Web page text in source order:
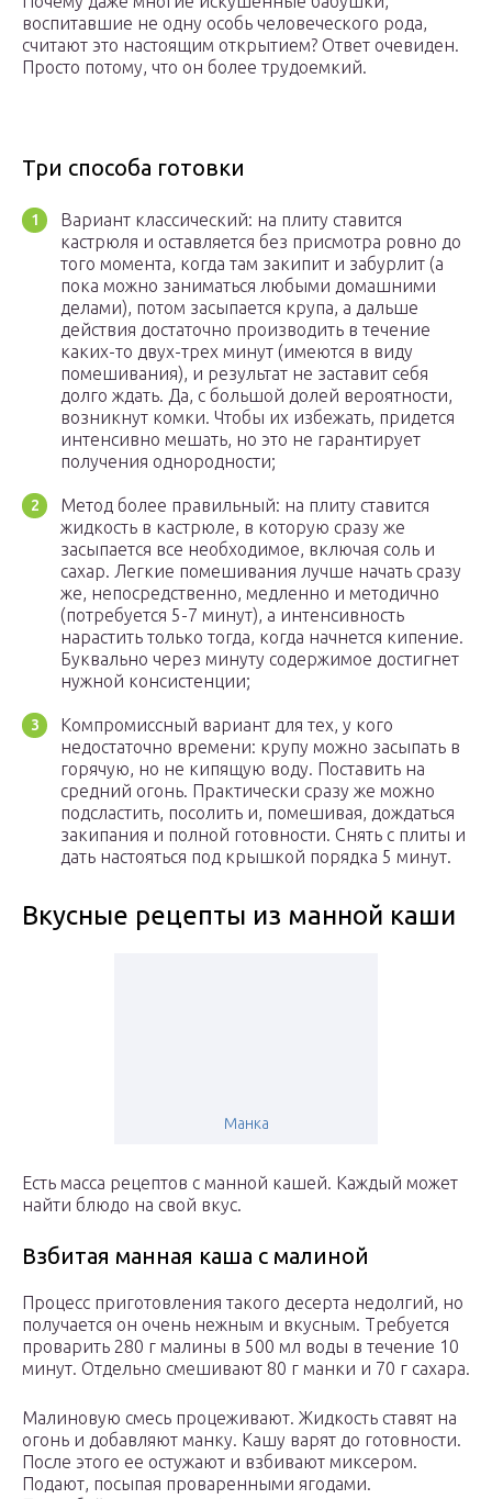
воспитавшие не одну особь человеческого рода,
считают это настоящим открытием? Ответ очевиден.
Просто потому, что он более трудоемкий.
Три способа готовки
Вариант классический: на плиту ставится
кастрюля и оставляется без присмотра ровно до
того момента, когда там закипит и забурлит (а
пока можно заниматься любыми домашними
делами), потом засыпается крупа, а дальше
действия достаточно производить в течение
каких-то двух-трех минут (имеются в виду
помешивания), и результат не заставит себя
долго ждать. Да, с большой долей вероятности,
возникнут комки. Чтобы их избежать, придется
интенсивно мешать, но это не гарантирует
получения однородности;
Метод более правильный: на плиту ставится
жидкость в кастрюле, в которую сразу же
засыпается все необходимое, включая соль и
сахар. Легкие помешивания лучше начать сразу
же, непосредственно, медленно и методично
(потребуется 5-7 минут), а интенсивность
нарастить только тогда, когда начнется кипение.
Буквально через минуту содержимое достигнет
нужной консистенции;
Компромиссный вариант для тех, у кого
недостаточно времени: крупу можно засыпать в
горячую, но не кипящую воду. Поставить на
средний огонь. Практически сразу же можно
подсластить, посолить и, помешивая, дождаться
закипания и полной готовности. Снять с плиты и
дать настояться под крышкой порядка 5 минут.
Вкусные рецепты из манной каши
Манка
Есть масса рецептов с манной кашей. Каждый может
найти блюдо на свой вкус.
Взбитая манная каша с малиной
Процесс приготовления такого десерта недолгий, но
получается он очень нежным и вкусным. Требуется
проварить 280 г малины в 500 мл воды в течение 10
минут. Отдельно смешивают 80 г манки и 70 г сахара.
Малиновую смесь процеживают. Жидкость ставят на
огонь и добавляют манку. Кашу варят до готовности.
После этого ее остужают и взбивают миксером.
Подают, посыпая проваренными ягодами.